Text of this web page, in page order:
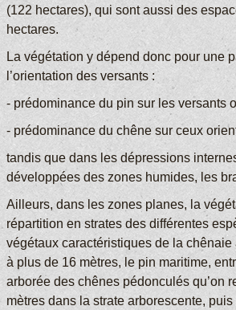
(122 hectares), qui sont aussi des
hectares.
La végétation y dépend donc pour une
l’orientation des versants :
- prédominance du pin sur les versants
- prédominance du chêne sur ceux
tandis que dans les dépressions
développées des zones humides, les
Ailleurs, dans les zones planes, la
répartition en strates des différentes
végétaux caractéristiques de la
à plus de 16 mètres, le pin maritime,
arborée des chênes pédonculés qu’on
mètres dans la strate arborescente,